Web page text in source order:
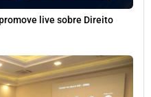
live sobre Direito